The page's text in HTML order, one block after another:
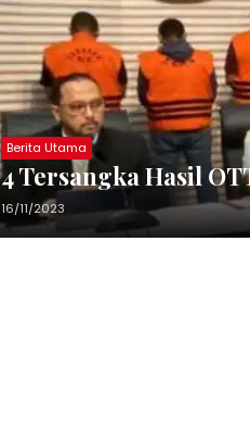
Berita Utama
4 Tersangka Hasil
16/11/2023